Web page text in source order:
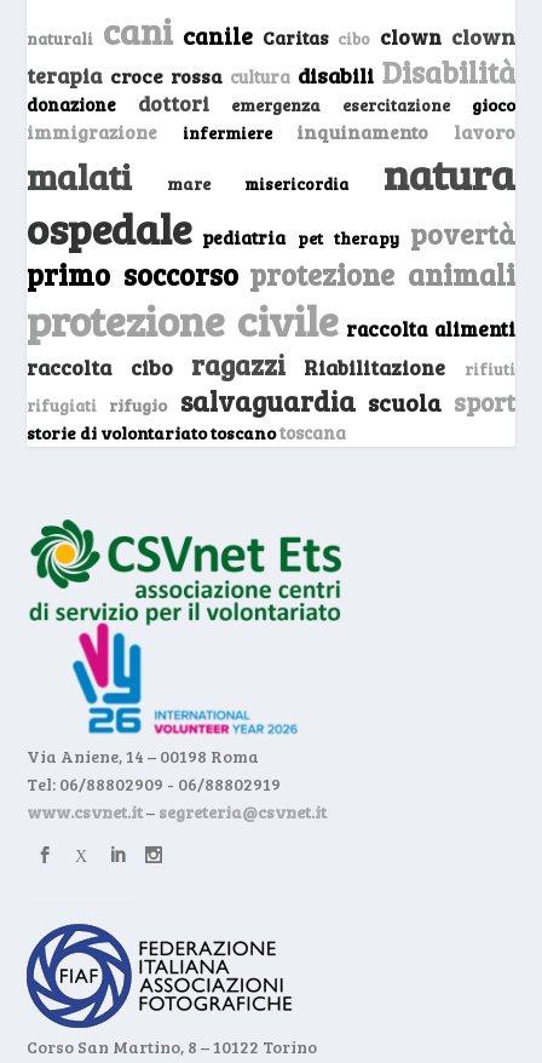
naturali cani canile Caritas cibo clown clown
terapia croce rossa cultura disabili Disabilità
donazione dottori emergenza esercitazione gioco
immigrazione infermiere inquinamento lavoro
malati mare misericordia natura
ospedale pediatria pet therapy povertà
primo soccorso protezione animali
protezione civile raccolta alimenti
raccolta cibo ragazzi Riabilitazione
rifiuti
rifugiati
rifugio salvaguardia scuola sport
storie di volontariato toscanotoscana
Via Aniene, 14 – 00198 Roma
Tel: 06/88802909 - 06/88802919
www.csvnet.it– segreteria@csvnet.it
Corso San Martino, 8 – 10122 Torino